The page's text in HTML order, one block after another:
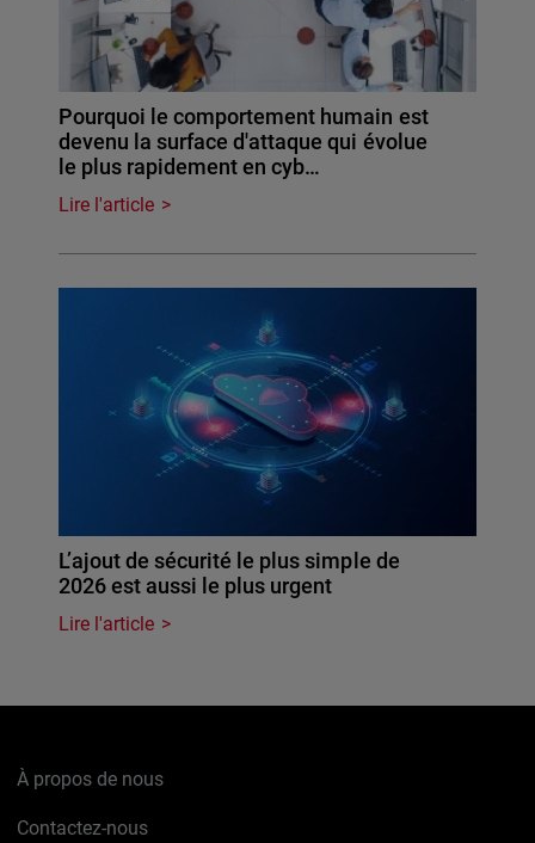
Pourquoi le comportement humain est
devenu la surface d'attaque qui évolue
le plus rapidement en cyb…
Lire l'article
L’ajout de sécurité le plus simple de
2026 est aussi le plus urgent
Lire l'article
À propos de nous
Contactez-nous